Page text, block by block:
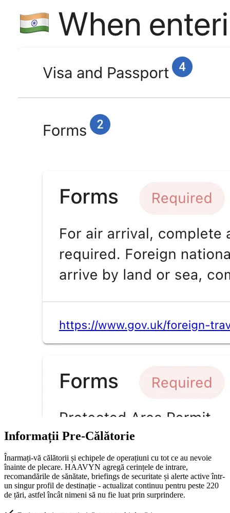
Informații Pre-Călătorie
Înarmați-vă călătorii și echipele de operațiuni cu tot ce au nevoie
înainte de plecare. HAAVYN agregă cerințele de intrare,
recomandările de sănătate, briefings de securitate și alerte active într-
un singur profil de destinație - actualizat continuu pentru peste 220
de țări, astfel încât nimeni să nu fie luat prin surprindere.